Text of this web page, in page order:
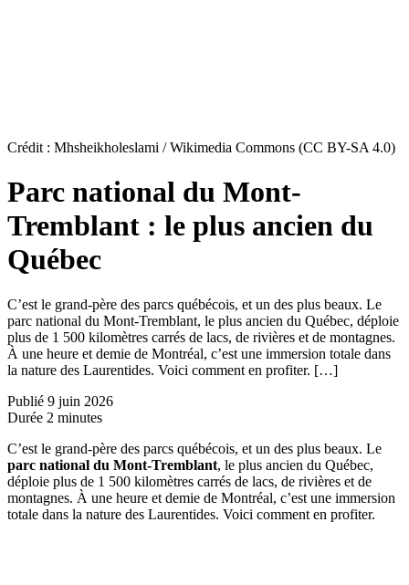
Crédit : Mhsheikholeslami / Wikimedia Commons (CC BY-SA 4.0)
Parc national du Mont-
Tremblant : le plus ancien du
Québec
C’est le grand-père des parcs québécois, et un des plus beaux. Le
parc national du Mont-Tremblant, le plus ancien du Québec, déploie
plus de 1 500 kilomètres carrés de lacs, de rivières et de montagnes.
À une heure et demie de Montréal, c’est une immersion totale dans
la nature des Laurentides. Voici comment en profiter. […]
Publié 9 juin 2026
Durée 2 minutes
C’est le grand-père des parcs québécois, et un des plus beaux. Le
parc national du Mont-Tremblant, le plus ancien du Québec,
déploie plus de 1 500 kilomètres carrés de lacs, de rivières et de
montagnes. À une heure et demie de Montréal, c’est une immersion
totale dans la nature des Laurentides. Voici comment en profiter.